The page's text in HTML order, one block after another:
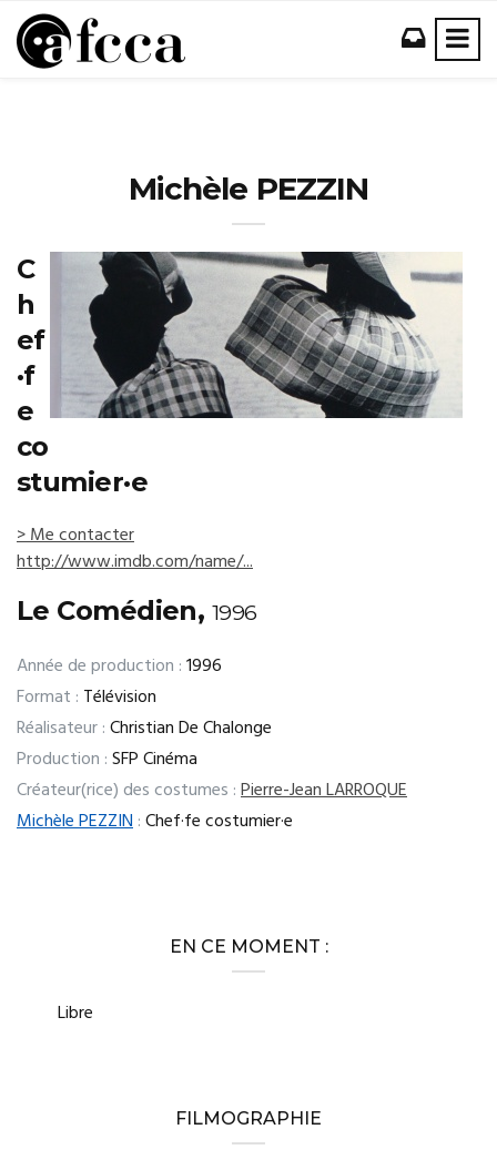
Michèle PEZZIN
C
h
ef
·f
e
co
stumier·e
> Me contacter
http://www.imdb.com/name/...
Le Comédien, 1996
Année de production :1996
Format : Télévision
Réalisateur :Christian De Chalonge
Production :SFP Cinéma
Créateur(rice) des costumes :Pierre-Jean LARROQUE
Michèle PEZZIN:Chef·fe costumier·e
EN CE MOMENT :
Libre
FILMOGRAPHIE